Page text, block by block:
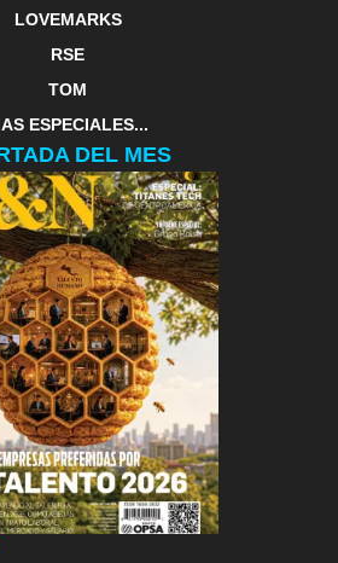
LOVEMARKS
RSE
TOM
ESPECIALES...
DEL MES